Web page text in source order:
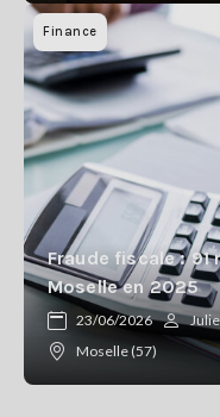
Finance
Fraude fiscale :
Moselle en 2025
23/06/2026
Moselle (57)